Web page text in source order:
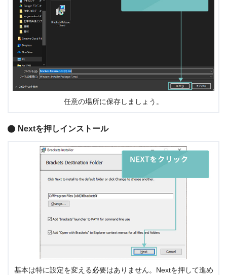
任意の場所に保存しましょう。
Nextを押しインストール
基本は特に設定を変える必要はありません。Nextを押して進め